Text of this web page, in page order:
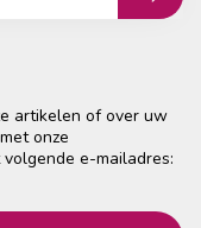
artikelen of over uw
onze
e-mailadres: